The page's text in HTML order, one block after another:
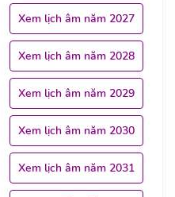
Xem lịch âm năm 2027
Xem lịch âm năm 2028
Xem lịch âm năm 2029
Xem lịch âm năm 2030
Xem lịch âm năm 2031